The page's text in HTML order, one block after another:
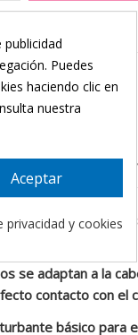
oncológicos.
se adaptan a la
contacto con el
básico para
Puedes
haciendo clic en
nuestra
Aceptar
privacidad y cookies